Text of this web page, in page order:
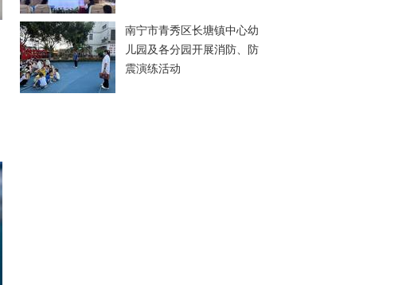
南宁市青秀区长塘镇中心幼
儿园及各分园开展消防、防
震演练活动